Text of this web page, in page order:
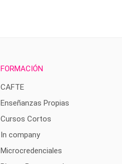
FORMACIÓN
CAFTE
Enseñanzas Propias
Cursos Cortos
In company
Microcredenciales